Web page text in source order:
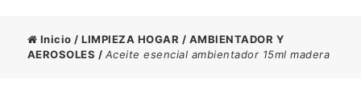
Inicio /LIMPIEZA HOGAR / AMBIENTADOR Y
AEROSOLES / Aceite esencial ambientador 15ml madera